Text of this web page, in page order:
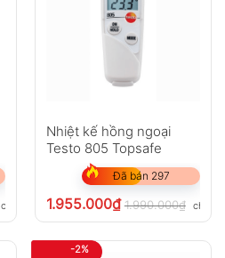
chưa VAT 8%
Nhiệt kế hồng ngoại
Testo 805 Topsafe
Đã bán 297
1.955.000₫ 1.990.000₫ chưa
-2%